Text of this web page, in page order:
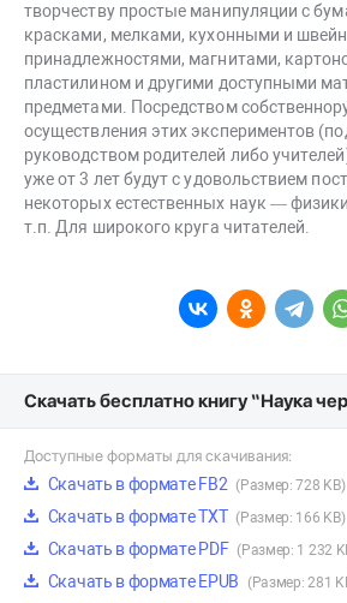
творчеству простые манипуляции с
красками, мелками, кухонными и
принадлежностями, магнитами,
пластилином и другими доступными
предметами. Посредством
осуществления этих экспериментов
руководством родителей либо
уже от 3 лет будут с удовольствием
некоторых естественных наук —
т.п. Для широкого круга читателей.
Скачать бесплатно книгу “Наука
Доступные форматы для скачивания:
Скачать в формате FB2 (Размер: 728 KB)
Скачать в формате TXT (Размер: 166 KB)
Скачать в формате PDF (Размер: 1 232
Скачать в формате EPUB (Размер: 281